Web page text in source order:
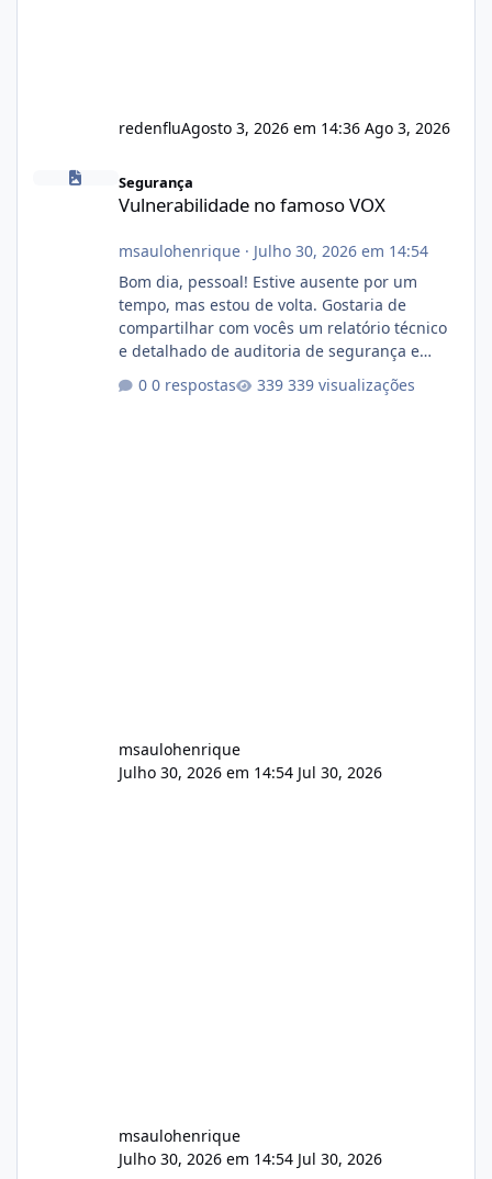
redenfluAgosto 3, 2026 em 14:36 Ago 3, 2026
Vulnerabilidade no famoso VOX
Segurança
Vulnerabilidade no famoso VOX
msaulohenrique· Julho 30, 2026 em 14:54
Bom dia, pessoal! Estive ausente por um
tempo, mas estou de volta. Gostaria de
compartilhar com vocês um relatório técnico
e detalhado de auditoria de segurança e
conformidade referente ao VOXPANEL (versão
atualmente em circulação e comercialização
0 respostas 339 visualizações
msaulohenrique
Julho 30, 2026 em 14:54 Jul 30, 2026
msaulohenrique
Julho 30, 2026 em 14:54 Jul 30, 2026